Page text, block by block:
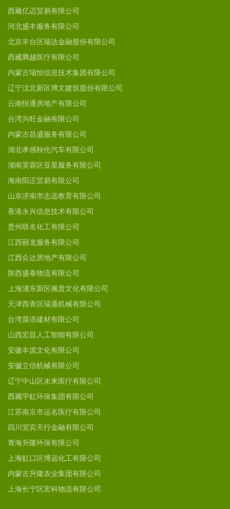
西藏亿迈贸易有限公司
河北盛丰服务有限公司
北京丰台区瑞达金融股份有限公司
西藏腾越医疗有限公司
内蒙古瑞恒信息技术集团有限公司
辽宁沈北新区博文建筑股份有限公司
云南恒通房地产有限公司
台湾兴旺金融有限公司
内蒙古昌盛服务有限公司
湖北孝感秋伦汽车有限公司
湖南芙蓉区亚星服务有限公司
海南阳正贸易有限公司
山东济南市志远教育有限公司
香港永兴信息技术有限公司
贵州联名化工有限公司
江西丽龙服务有限公司
江西众达房地产有限公司
陕西盛泰物流有限公司
上海浦东新区佩贵文化有限公司
天津西青区瑞通机械有限公司
台湾晨语建材有限公司
山西宏昌人工智能有限公司
安徽丰源文化有限公司
安徽立信机械有限公司
辽宁中山区未来医疗有限公司
西藏宇虹环保集团有限公司
江苏南京市运名医疗有限公司
四川宜宾天行金融有限公司
青海升隆环保有限公司
上海虹口区博远化工有限公司
内蒙古升隆农业集团有限公司
上海长宁区宏科物流有限公司